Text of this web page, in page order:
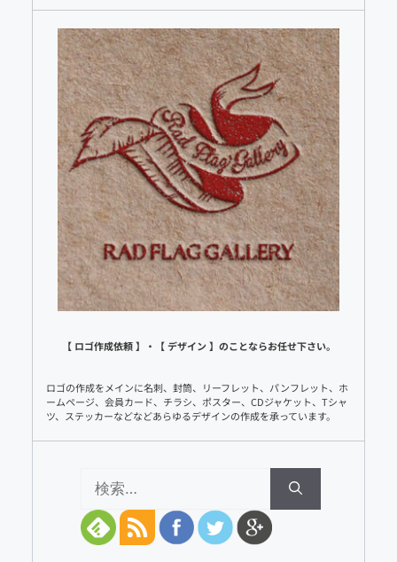
【 ロゴ作成依頼 】・【 デザイン 】のことならお任せ下さい。
ロゴの作成をメインに名刺、封筒、リーフレット、パンフレット、ホ
ームページ、会員カード、チラシ、ポスター、CDジャケット、Tシャ
ツ、ステッカーなどなどあらゆるデザインの作成を承っています。
索: